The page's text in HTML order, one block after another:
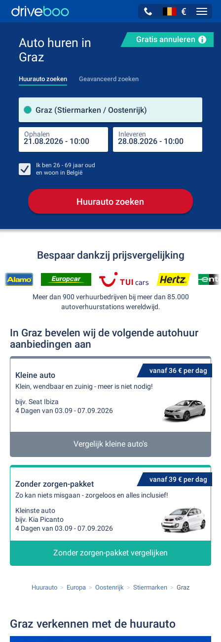
€
Gratis annuleren
Auto huren in
Graz
Huurauto zoeken Geavanceerd zoeken
Graz (Stiermarken / Oostenrijk)
Ophalen Inleveren
Ik ben 26 - 69 jaar oud
en woon in België
Huurauto zoeken
Bespaar dankzij prijsvergelijking
Meer dan 900 verhuurbedrijven bij meer dan 85.000
autoverhuurstations wereldwijd.
In Graz bevelen wij de volgende autohuur
aanbiedingen aan
vanaf 36 € per dag
Kleine auto
Klein, wendbaar en zuinig - meer is niet nodig!
bijv. Seat Ibiza
4 Dagen van 03.09 - 07.09.2026
Vergelijk kleine auto's
vanaf 39 € per dag
Zonder zorgen-pakket
Zo kan niets misgaan - zorgeloos en alles inclusief!
Kleinste auto
bijv. Kia Picanto
4 Dagen van 03.09 - 07.09.2026
Zonder zorgen-pakket vergelijken
Huurauto Europa Oostenrijk Stiermarken Graz
Graz verkennen met de huurauto